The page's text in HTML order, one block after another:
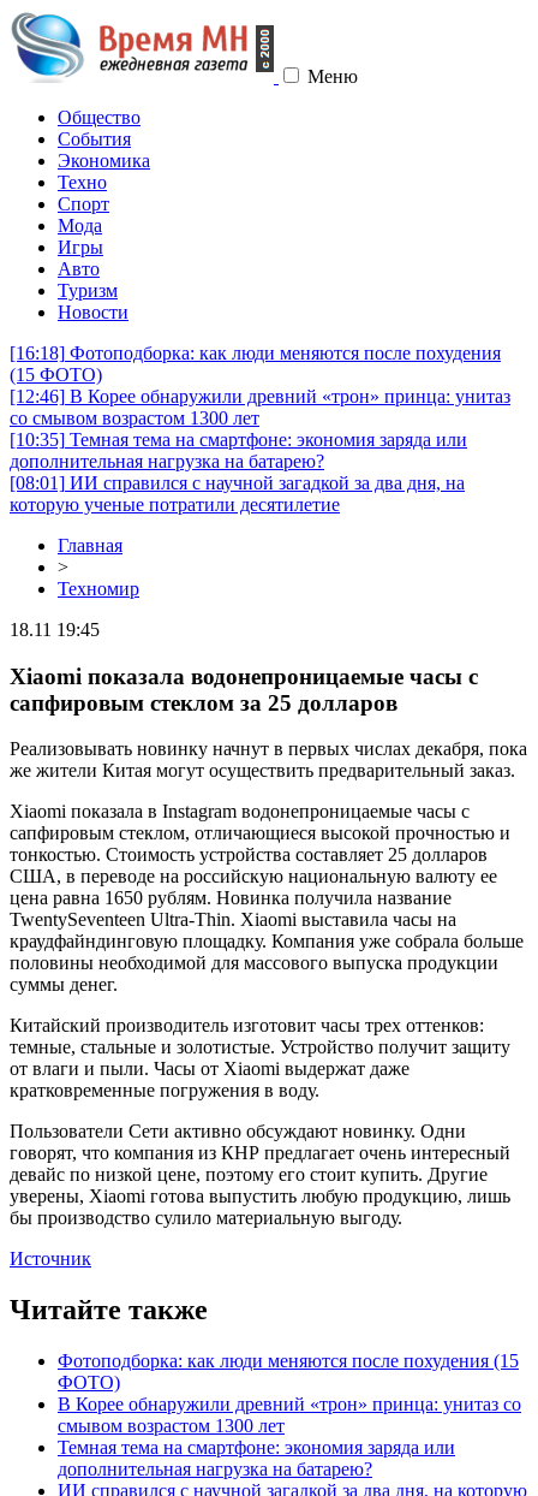
Меню
Общество
События
Экономика
Техно
Спорт
Мода
Игры
Авто
Туризм
Новости
[16:18] Фотоподборка: как люди меняются после похудения
(15 ФОТО)
[12:46] В Корее обнаружили древний «трон» принца: унитаз
со смывом возрастом 1300 лет
[10:35] Темная тема на смартфоне: экономия заряда или
дополнительная нагрузка на батарею?
[08:01] ИИ справился с научной загадкой за два дня, на
которую ученые потратили десятилетие
Главная
>
Техномир
18.11 19:45
Xiaomi показала водонепроницаемые часы с
сапфировым стеклом за 25 долларов
Реализовывать новинку начнут в первых числах декабря, пока
же жители Китая могут осуществить предварительный заказ.
Xiaomi показала в Instagram водонепроницаемые часы с
сапфировым стеклом, отличающиеся высокой прочностью и
тонкостью. Стоимость устройства составляет 25 долларов
США, в переводе на российскую национальную валюту ее
цена равна 1650 рублям. Новинка получила название
TwentySeventeen Ultra-Thin. Xiaomi выставила часы на
краудфайндинговую площадку. Компания уже собрала больше
половины необходимой для массового выпуска продукции
суммы денег.
Китайский производитель изготовит часы трех оттенков:
темные, стальные и золотистые. Устройство получит защиту
от влаги и пыли. Часы от Xiaomi выдержат даже
кратковременные погружения в воду.
Пользователи Сети активно обсуждают новинку. Одни
говорят, что компания из КНР предлагает очень интересный
девайс по низкой цене, поэтому его стоит купить. Другие
уверены, Xiaomi готова выпустить любую продукцию, лишь
бы производство сулило материальную выгоду.
Источник
Читайте также
Фотоподборка: как люди меняются после похудения (15
ФОТО)
В Корее обнаружили древний «трон» принца: унитаз со
смывом возрастом 1300 лет
Темная тема на смартфоне: экономия заряда или
дополнительная нагрузка на батарею?
ИИ справился с научной загадкой за два дня, на которую